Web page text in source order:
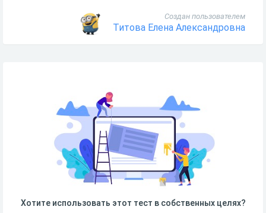
Создан пользователем
Титова Елена Александровна
Хотите использовать этот тест в собственных целях?